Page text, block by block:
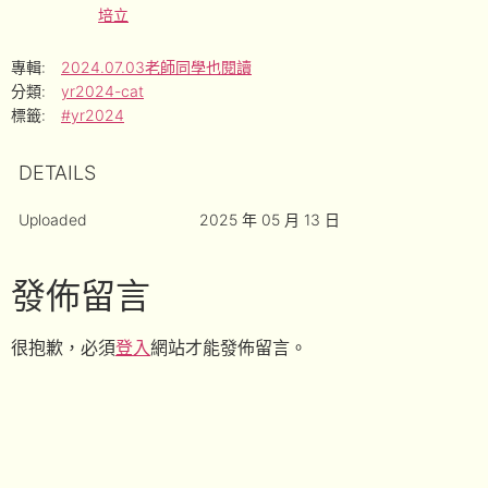
培立
專輯:
2024.07.03老師同學也閱讀
分類:
yr2024-cat
標籤:
#yr2024
DETAILS
Uploaded 2025 年 05 月 13 日
發佈留言
很抱歉，必須登入網站才能發佈留言。